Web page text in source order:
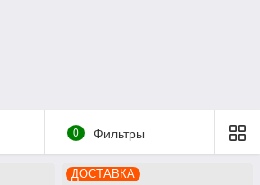
воздуха на теплообменник конвектора
0 Фильтры
ДОСТАВКА